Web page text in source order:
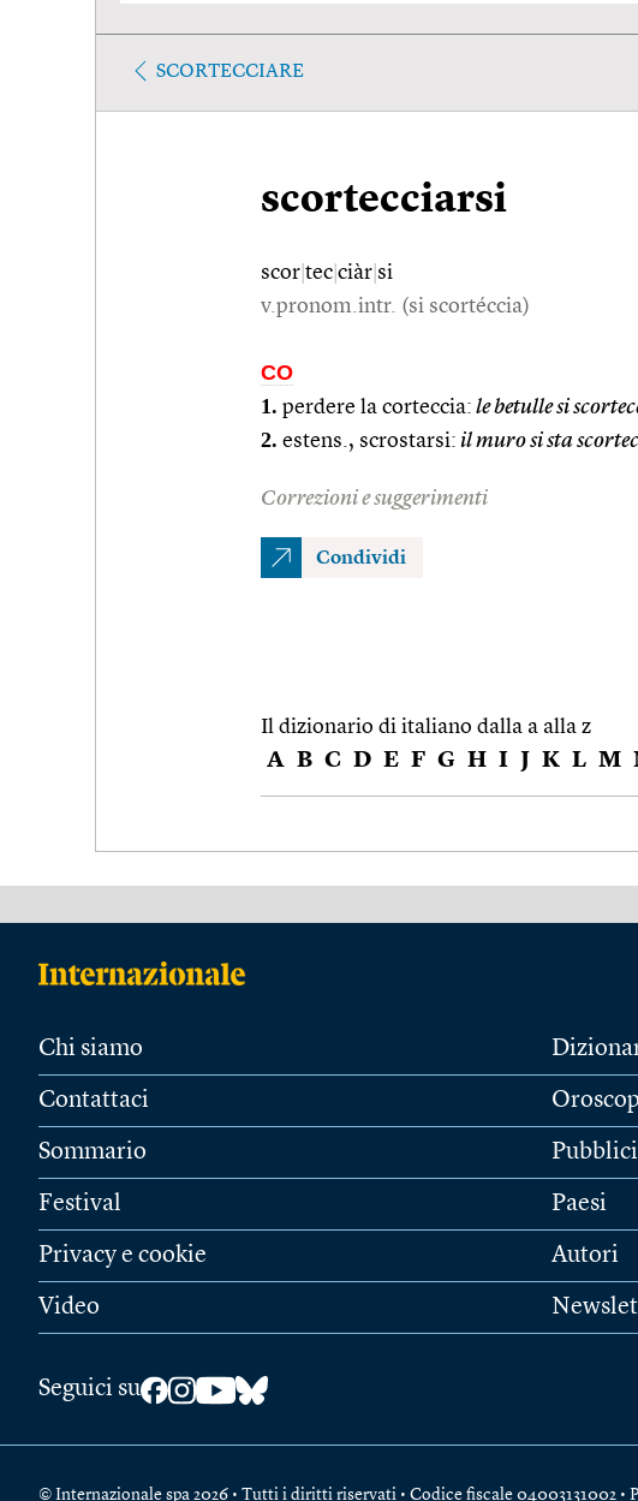
SCORTECCIARE
scortecciarsi
scor tec ciàr si
v.pronom.intr. (si scortéccia)
CO
1. perdere la corteccia: le betulle si
2. estens., scrostarsi: il muro si sta
Correzioni e suggerimenti
Condividi
Il dizionario di italiano dalla a alla z
A B C D E F G H I J K L M
Chi siamo
Contattaci
Sommario
Festival
Privacy e cookie
Video
Paesi
Autori
Seguici su
© Internazionale spa 2026 • Tutti i diritti riservati • Codice fiscale 04003131002 •